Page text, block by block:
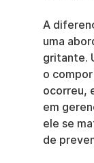
A
uma
gritante.
o
ocorreu,
em
ele se
de